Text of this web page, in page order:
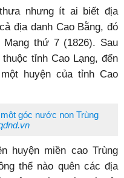
nhưng ít ai biết địa
địa danh Cao Bằng, đó
thứ 7 (1826). Sau
tỉnh Cao Lạng, đến
huyện của tỉnh Cao